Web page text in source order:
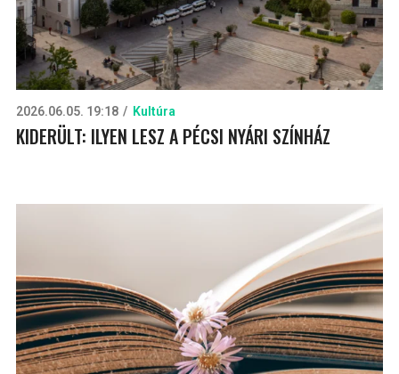
2026.06.05. 19:18 Kultúra
KIDERÜLT: ILYEN LESZ A PÉCSI NYÁRI SZÍNHÁZ